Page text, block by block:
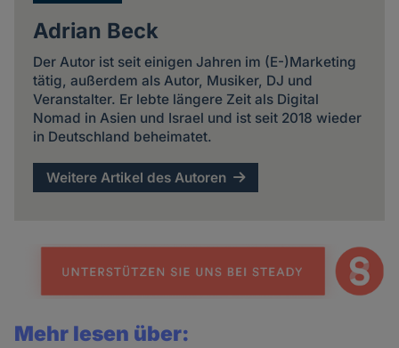
Adrian Beck
Der Autor ist seit einigen Jahren im (E-)Marketing
tätig, außerdem als Autor, Musiker, DJ und
Veranstalter. Er lebte längere Zeit als Digital
Nomad in Asien und Israel und ist seit 2018 wieder
in Deutschland beheimatet.
Weitere Artikel des Autoren
Mehr lesen über: